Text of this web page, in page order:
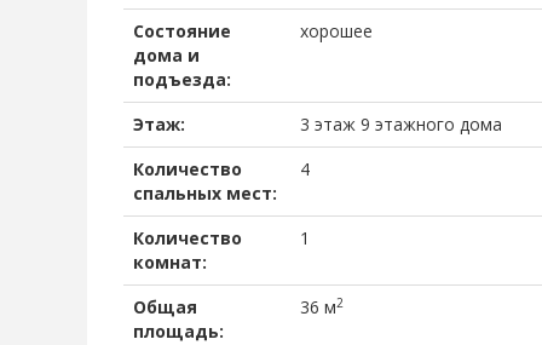
Состояние
дома и
подъезда:
хорошее
Этаж:
3 этаж 9 этажного дома
Количество
спальных мест:
4
Количество
комнат:
1
Общая
площадь:
36 м2